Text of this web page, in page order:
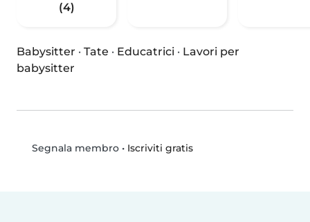
(4)
Babysitter · Tate · Educatrici · Lavori per
babysitter
Segnala membro• Iscriviti gratis